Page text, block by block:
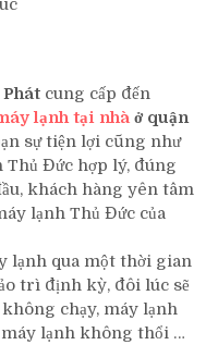
cung cấp đến
lạnh tại nhà ở quận
sự tiện lợi cũng như
Thủ Đức hợp lý, đúng
khách hàng yên tâm
lạnh Thủ Đức của
lạnh qua một thời gian
trì định kỳ, đôi lúc sẽ
chạy, máy lạnh
lạnh không thổi …